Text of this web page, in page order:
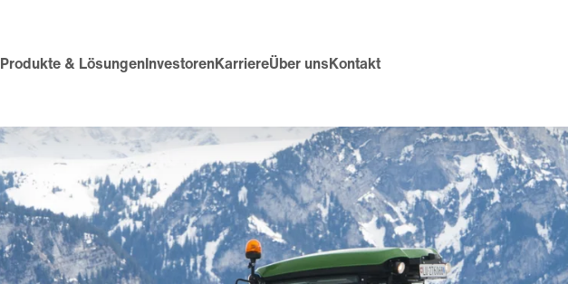
Produkte & LösungenInvestorenKarriereÜber unsKontakt